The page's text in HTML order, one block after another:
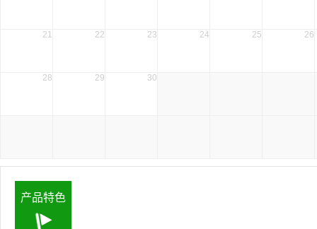
21 22 23 24 25 26
28 29 30
产品特色